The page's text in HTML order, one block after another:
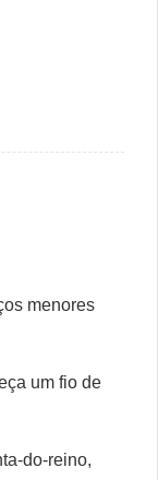
menores
um fio de
do-reino,